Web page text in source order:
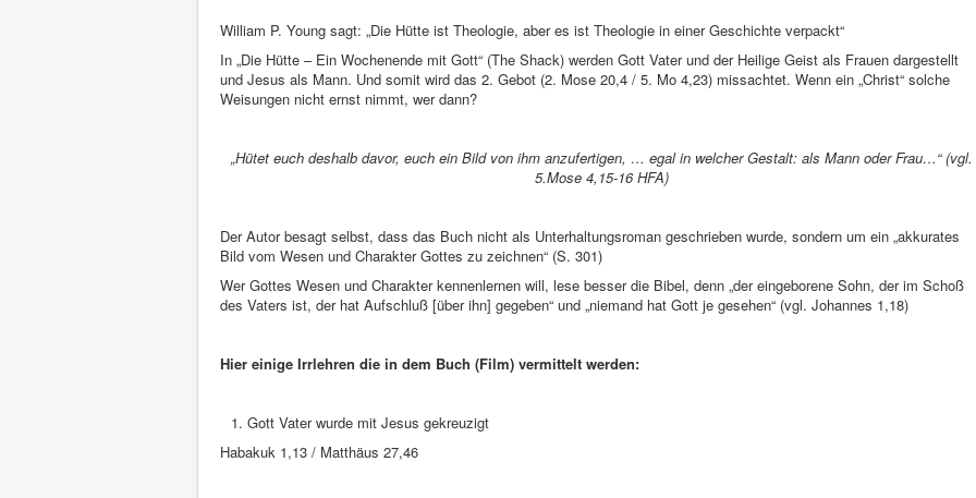
William P. Young sagt: „Die Hütte ist Theologie, aber es ist Theologie in einer Geschichte verpackt“
In „Die Hütte – Ein Wochenende mit Gott“ (The Shack) werden Gott Vater und der Heilige Geist als Frauen dargestellt
und Jesus als Mann. Und somit wird das 2. Gebot (2. Mose 20,4 / 5. Mo 4,23) missachtet. Wenn ein „Christ“ solche
Weisungen nicht ernst nimmt, wer dann?
„Hütet euch deshalb davor, euch ein Bild von ihm anzufertigen, … egal in welcher Gestalt: als Mann oder Frau…“ (vgl.
5.Mose 4,15-16 HFA)
Der Autor besagt selbst, dass das Buch nicht als Unterhaltungsroman geschrieben wurde, sondern um ein „akkurates
Bild vom Wesen und Charakter Gottes zu zeichnen“ (S. 301)
Wer Gottes Wesen und Charakter kennenlernen will, lese besser die Bibel, denn „der eingeborene Sohn, der im Schoß
des Vaters ist, der hat Aufschluß [über ihn] gegeben“ und „niemand hat Gott je gesehen“ (vgl. Johannes 1,18)
Hier einige Irrlehren die in dem Buch (Film) vermittelt werden:
Gott Vater wurde mit Jesus gekreuzigt
Habakuk 1,13 / Matthäus 27,46